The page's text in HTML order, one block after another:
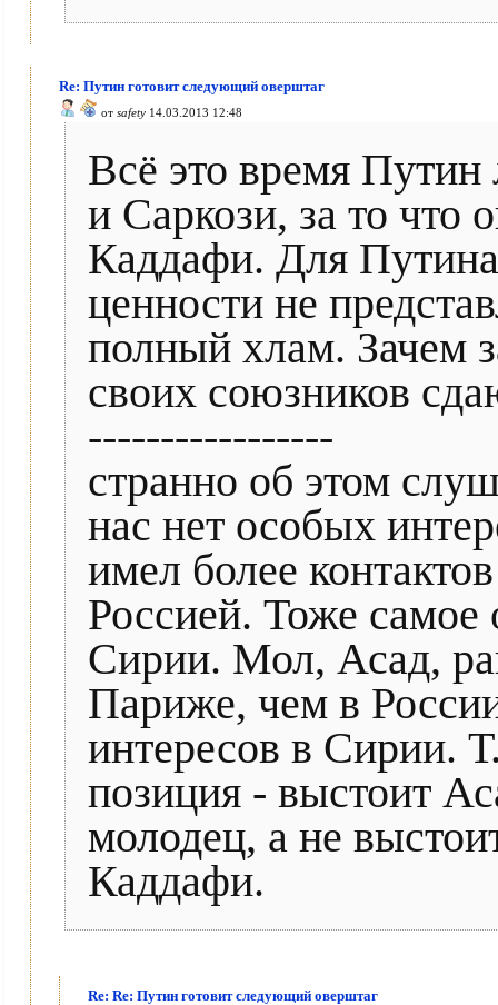
Re: Путин готовит следующий оверштаг
от safety 14.03.2013 12:48
Всё это время Путин
и Саркози, за то что
Каддафи. Для
ценности не
полный хлам. Зачем
своих союзников
-----------------
странно об этом
нас нет особых
имел более
Россией. Тоже самое
Сирии. Мол, Асад,
Париже, чем в
интересов в Сирии.
позиция - выстоит
молодец, а не
Каддафи.
Re: Re: Путин готовит следующий оверштаг